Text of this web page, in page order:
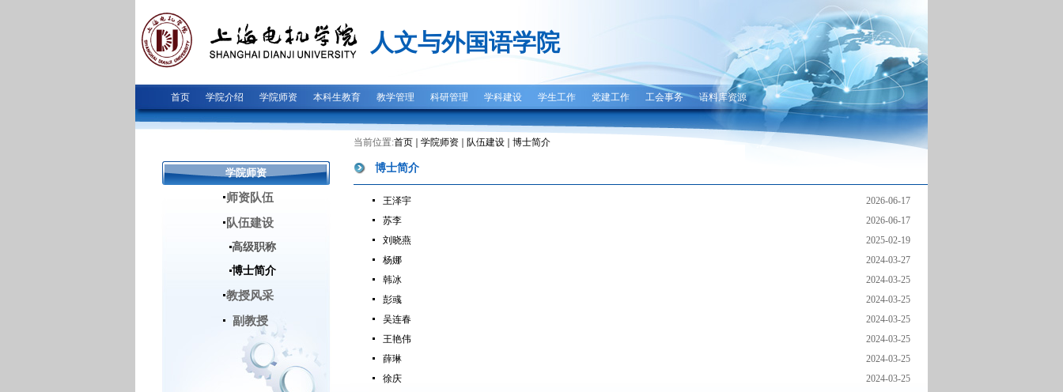
人文与外国语学院
首页 学院介绍 学院师资 本科生教育 教学管理 科研管理 学科建设 学生工作 党建工作 工会事务 语料库资源
学院师资
师资队伍
队伍建设
高级职称
博士简介
教授风采
副教授
当前位置:首页 学院师资 队伍建设 博士简介
博士简介
王泽宇
2026-06-17
苏李
2026-06-17
刘晓燕
2025-02-19
杨娜
2024-03-27
韩冰
2024-03-25
彭彧
2024-03-25
吴连春
2024-03-25
王艳伟
2024-03-25
薛琳
2024-03-25
徐庆
2024-03-25